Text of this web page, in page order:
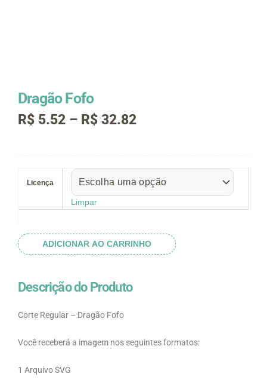
Dragão Fofo
R$ 5.52 – R$ 32.82Faixa
através
R$ 32.82
Licença
Limpar
quantidade
ADICIONAR AO CARRINHO
Descrição do Produto
Corte Regular – Dragão Fofo
Você receberá a imagem nos seguintes formatos:
1 Arquivo SVG